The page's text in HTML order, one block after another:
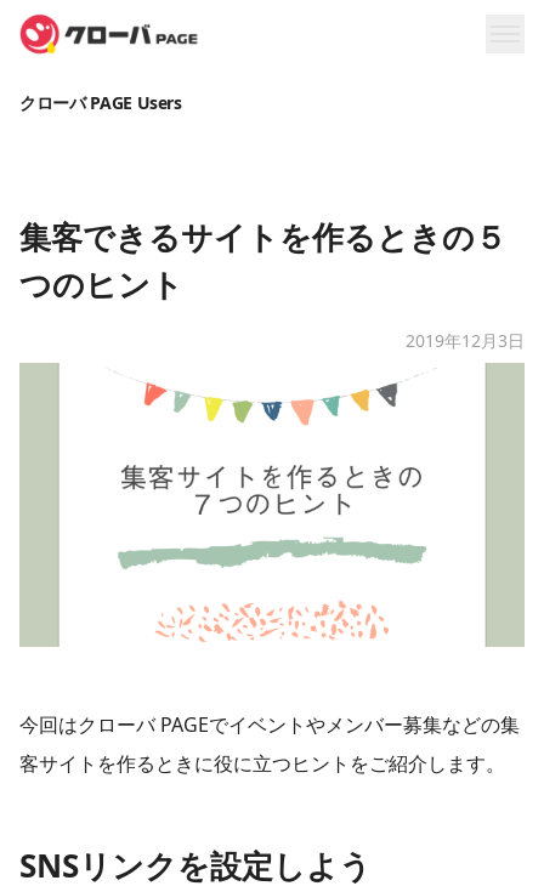
クローバ PAGE Users
集客できるサイトを作るときの５
つのヒント
2019年12月3日
今回はクローバ PAGEでイベントやメンバー募集などの集
客サイトを作るときに役に立つヒントをご紹介します。
SNSリンクを設定しよう